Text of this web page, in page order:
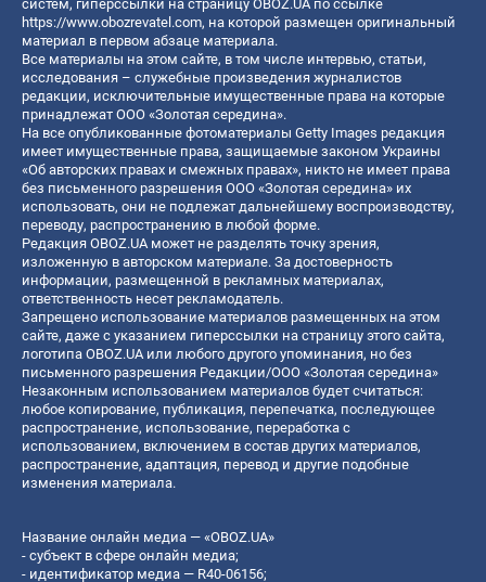
систем, гиперссылки на страницу OBOZ.UA по ссылке
https://www.obozrevatel.com, на которой размещен оригинальный
материал в первом абзаце материала.
Все материалы на этом сайте, в том числе интервью, статьи,
исследования – служебные произведения журналистов
редакции, исключительные имущественные права на которые
принадлежат ООО «Золотая середина».
На все опубликованные фотоматериалы Getty Images редакция
имеет имущественные права, защищаемые законом Украины
«Об авторских правах и смежных правах», никто не имеет права
без письменного разрешения ООО «Золотая середина» их
использовать, они не подлежат дальнейшему воспроизводству,
переводу, распространению в любой форме.
Редакция OBOZ.UA может не разделять точку зрения,
изложенную в авторском материале. За достоверность
информации, размещенной в рекламных материалах,
ответственность несет рекламодатель.
Запрещено использование материалов размещенных на этом
сайте, даже с указанием гиперссылки на страницу этого сайта,
логотипа OBOZ.UA или любого другого упоминания, но без
письменного разрешения Редакции/ООО «Золотая середина»
Незаконным использованием материалов будет считаться:
любое копирование, публикация, перепечатка, последующее
распространение, использование, переработка с
использованием, включением в состав других материалов,
распространение, адаптация, перевод и другие подобные
изменения материала.
Название онлайн медиа — «OBOZ.UA»
- субъект в сфере онлайн медиа;
- идентификатор медиа — R40-06156;